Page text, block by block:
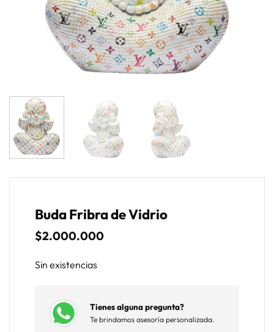
Buda Fribra de Vidrio
$2.000.000
Sin existencias
Tienes alguna pregunta?
Te brindamos asesoría personalizada.